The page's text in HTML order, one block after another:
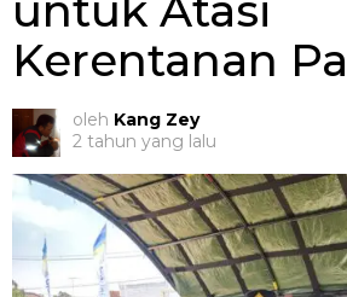
Kerentanan
oleh Kang Zey
2 tahun yang lalu